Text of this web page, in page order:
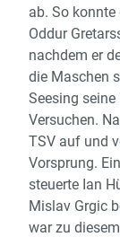
ab. So
Oddur
nachdem er
die Maschen
Seesing
Versuchen.
TSV auf und
Vorsprung.
steuerte Ian
Mislav Grgic
war zu